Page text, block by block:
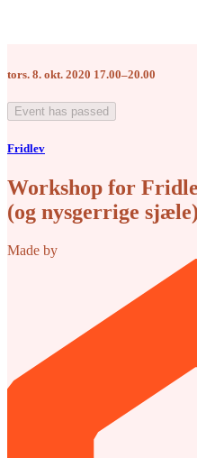
tors. 8. okt. 2020 17.00–20.00
Event has passed
Fridlev
Workshop for
(og nysgerrige
Made by